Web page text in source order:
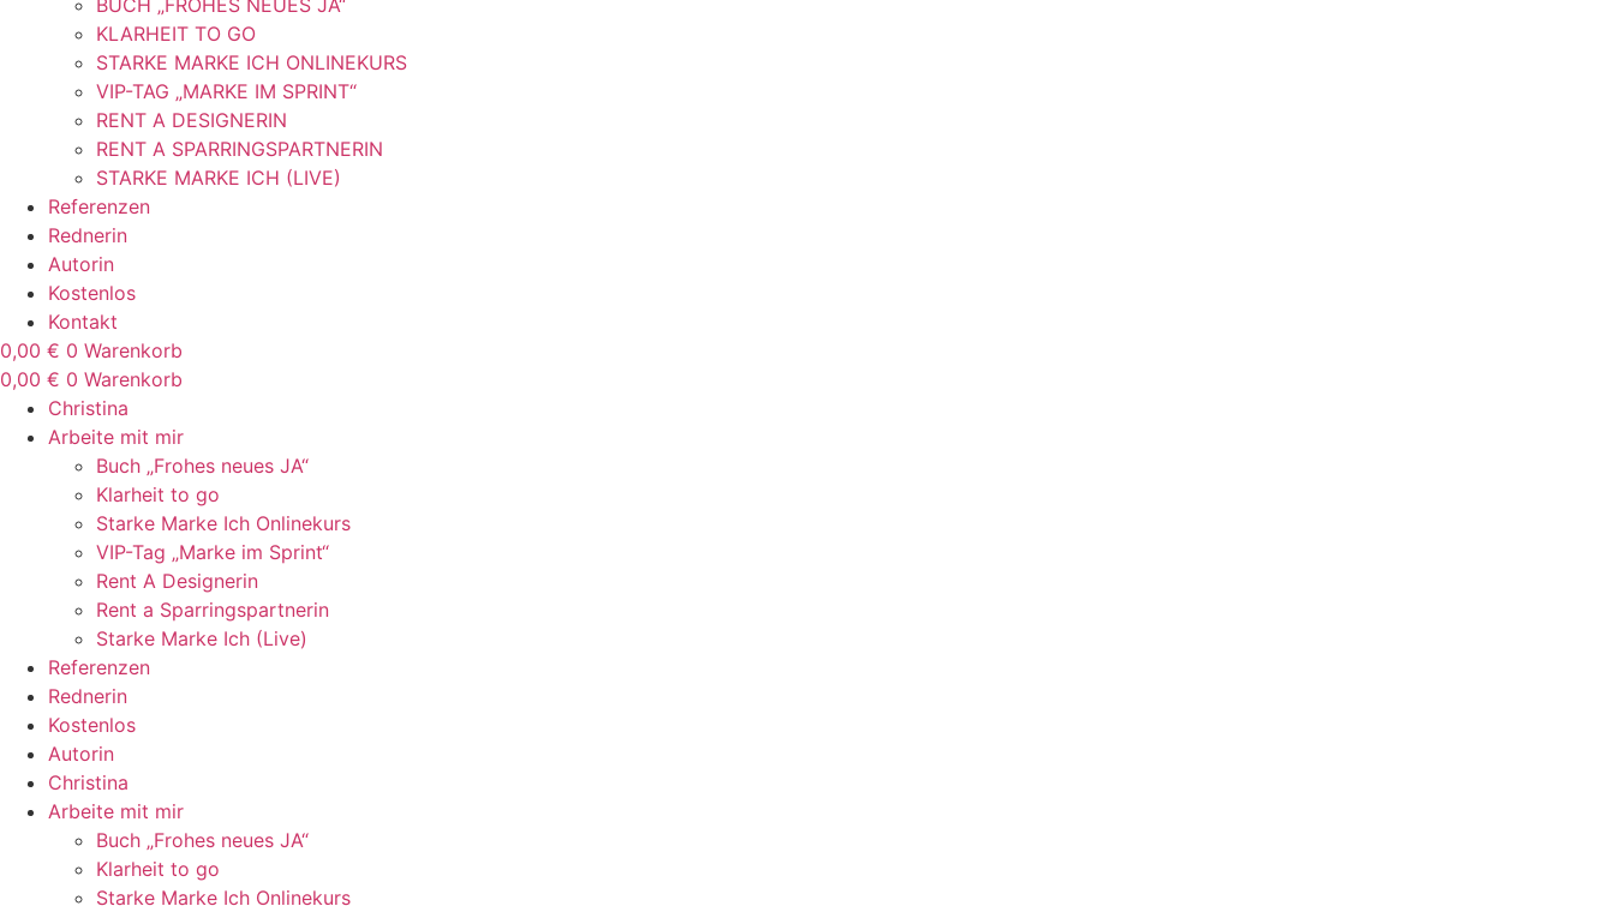
BUCH „FROHES NEUES JA“
KLARHEIT TO GO
STARKE MARKE ICH ONLINEKURS
VIP-TAG „MARKE IM SPRINT“
RENT A DESIGNERIN
RENT A SPARRINGSPARTNERIN
STARKE MARKE ICH (LIVE)
Referenzen
Rednerin
Autorin
Kostenlos
Kontakt
0,00 € 0 Warenkorb
0,00 € 0 Warenkorb
Christina
Arbeite mit mir
Buch „Frohes neues JA“
Klarheit to go
Starke Marke Ich Onlinekurs
VIP-Tag „Marke im Sprint“
Rent A Designerin
Rent a Sparringspartnerin
Starke Marke Ich (Live)
Referenzen
Rednerin
Kostenlos
Autorin
Christina
Arbeite mit mir
Buch „Frohes neues JA“
Klarheit to go
Starke Marke Ich Onlinekurs